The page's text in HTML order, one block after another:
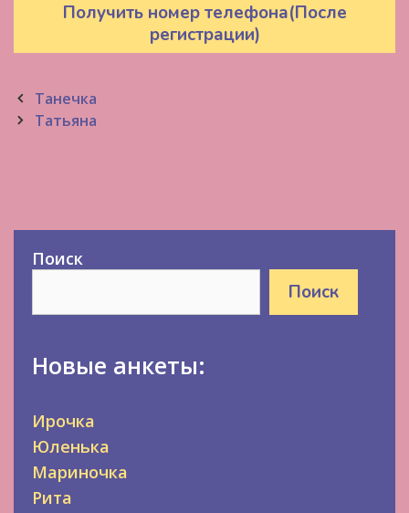
Получить номер телефона(После
регистрации)
Post
navigation
Танечка
Татьяна
Поиск
Поиск
Новые анкеты:
Ирочка
Юленька
Мариночка
Рита